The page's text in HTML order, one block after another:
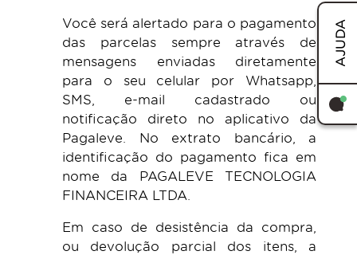
AJUDA
Você será alertado para o pagamento
das parcelas sempre através de
mensagens enviadas diretamente
para o seu celular por Whatsapp,
SMS, e-mail cadastrado ou
notificação direto no aplicativo da
Pagaleve. No extrato bancário, a
identificação do pagamento fica em
nome da PAGALEVE TECNOLOGIA
FINANCEIRA LTDA.
Em caso de desistência da compra,
ou devolução parcial dos itens, a